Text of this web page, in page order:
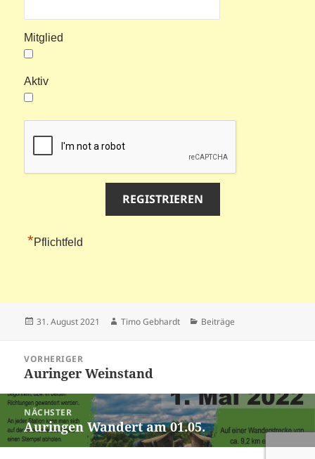
Mitglied
Aktiv
*Pflichtfeld
Veröffentlicht
31. August 2021 Autor
Timo Gebhardt Kategorien
Beiträge
VORHERIGER
Vorheriger
Beitrag:
Auringer Weinstand
NÄCHSTER
Nächster
Beitrag:
Auringen Wandert am 01.05.